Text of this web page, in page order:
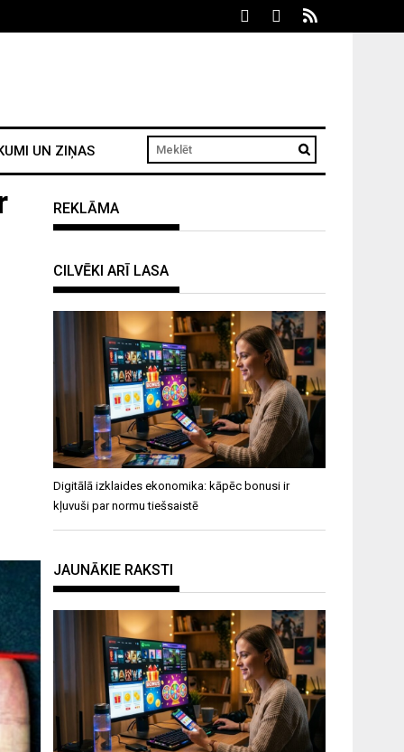
UN ZIŅAS
REKLĀMA
CILVĒKI ARĪ LASA
Digitālā izklaides ekonomika: kāpēc bonusi ir
kļuvuši par normu tiešsaistē
JAUNĀKIE RAKSTI